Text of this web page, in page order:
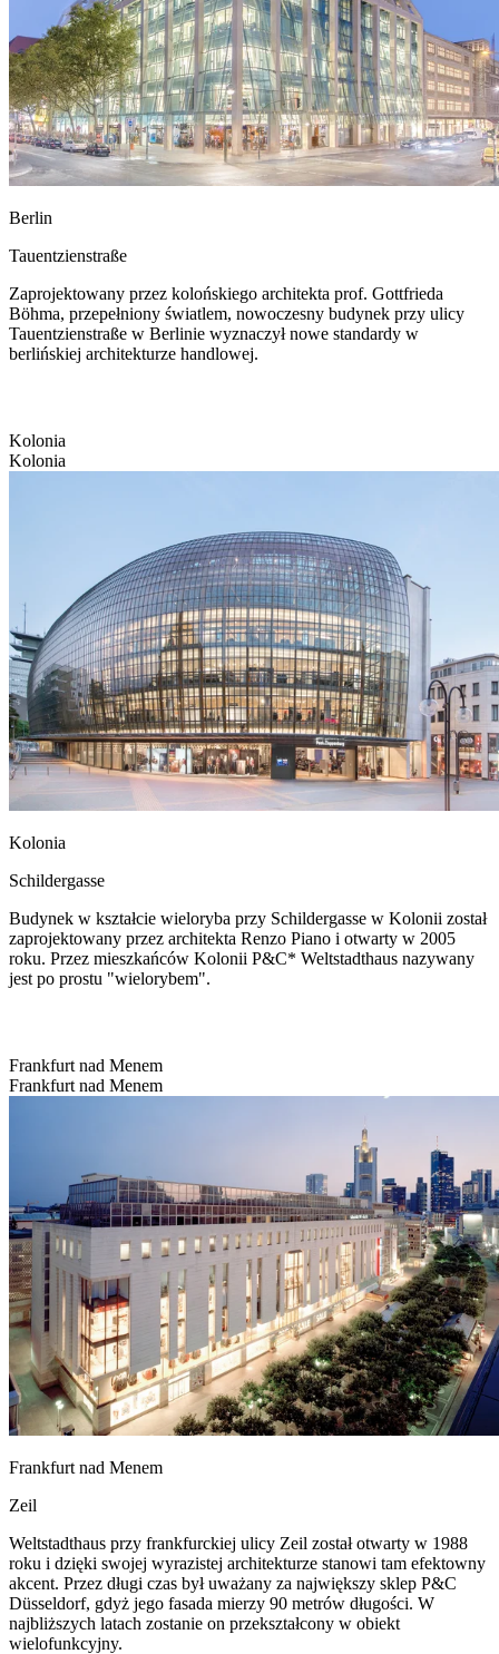
Berlin
Tauentzienstraße
Zaprojektowany przez kolońskiego architekta prof. Gottfrieda
Böhma, przepełniony światlem, nowoczesny budynek przy ulicy
Tauentzienstraße w Berlinie wyznaczył nowe standardy w
berlińskiej architekturze handlowej.
Kolonia
Kolonia
Kolonia
Schildergasse
Budynek w kształcie wieloryba przy Schildergasse w Kolonii został
zaprojektowany przez architekta Renzo Piano i otwarty w 2005
roku. Przez mieszkańców Kolonii P&C* Weltstadthaus nazywany
jest po prostu "wielorybem".
Frankfurt nad Menem
Frankfurt nad Menem
Frankfurt nad Menem
Zeil
Weltstadthaus przy frankfurckiej ulicy Zeil został otwarty w 1988
roku i dzięki swojej wyrazistej architekturze stanowi tam efektowny
akcent. Przez długi czas był uważany za największy sklep P&C
Düsseldorf, gdyż jego fasada mierzy 90 metrów długości. W
najbliższych latach zostanie on przekształcony w obiekt
wielofunkcyjny.